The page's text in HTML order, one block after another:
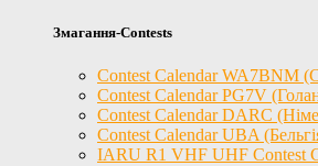
Змагання-Contests
Contest Calendar WA7BNM
Contest Calendar PG7V
Contest Calendar DARC
Contest Calendar UBA
IARU R1 VHF UHF Contest